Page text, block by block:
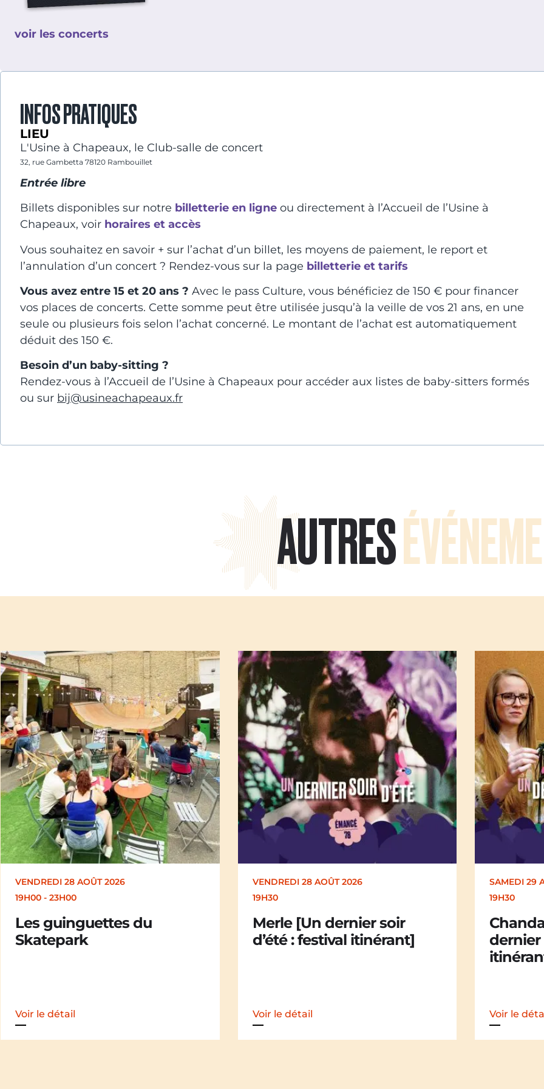
voir les concerts
INFOS PRATIQUES
LIEU
L'Usine à Chapeaux, le Club-salle de concert
32, rue Gambetta 78120 Rambouillet
Entrée libre
Billets disponibles sur notre billetterie en ligne ou directement à l’Accueil de l’Usine à
Chapeaux, voir horaires et accès
Vous souhaitez en savoir + sur l’achat d’un billet, les moyens de paiement, le report et
l’annulation d’un concert ? Rendez-vous sur la page billetterie et tarifs
Vous avez entre 15 et 20 ans ? Avec le pass Culture, vous bénéficiez de 150 € pour financer
vos places de concerts. Cette somme peut être utilisée jusqu’à la veille de vos 21 ans, en une
seule ou plusieurs fois selon l’achat concerné. Le montant de l’achat est automatiquement
déduit des 150 €.
Besoin d’un baby-sitting ?
Rendez-vous à l’Accueil de l’Usine à Chapeaux pour accéder aux listes de baby-sitters formés
ou sur bij@usineachapeaux.fr
AUTRES
VENDREDI 28 AOÛT 2026
19H30
Merle [Un dernier soir
d’été : festival itinérant]
Voir le détail
SAMEDI 29 AOÛT 2026
19H30
Chandail Chandail [Un
dernier soir d’été : festival
Voir le détail
SAMEDI 29
19H30
La
dernier
Voir le